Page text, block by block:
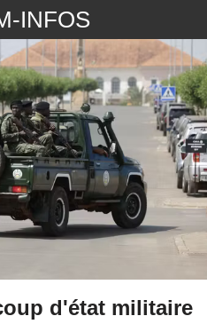
INFOS
d'état militaire